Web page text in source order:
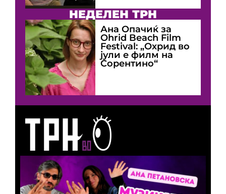
НЕДЕЛЕН ТРН
Ана Опачиќ за
Оhrid Beach Film
Festival: „Охрид во
јули е филм на
Сорентино“